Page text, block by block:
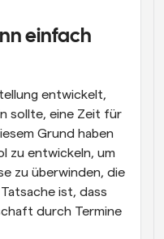
und Erinnerungen
über die neuesten
mit Kunden
Personen buchen
einfach
entwickelt,
sollte, eine Zeit für
Grund haben
zu entwickeln, um
zu überwinden, die
ist, dass
durch Termine